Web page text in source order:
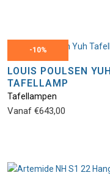
-10%
LOUIS POULSEN YUH
TAFELLAMP
Tafellampen
Vanaf €643,00